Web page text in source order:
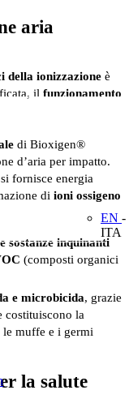
EN-
ITA
aria
della ionizzazione è
il funzionamento
di Bioxigen®
d’aria per impatto.
fornisce energia
di ioni ossigeno
sostanze inquinanti
(composti organici
e microbicida, grazie
costituiscono la
le muffe e i germi
la salute